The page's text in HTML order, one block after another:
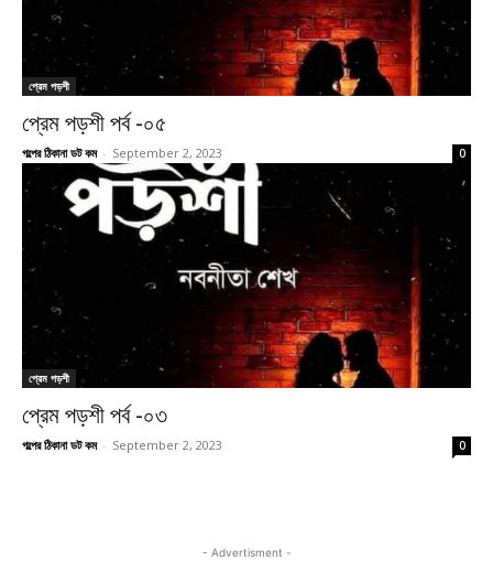
প্রেম পড়শী
প্রেম পড়শী পর্ব -০৫
গল্পের ঠিকানা ডট কম - September 2, 2023 0
প্রেম পড়শী
প্রেম পড়শী পর্ব -০৩
গল্পের ঠিকানা ডট কম - September 2, 2023 0
- Advertisment -